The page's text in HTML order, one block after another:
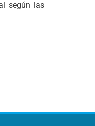
según las